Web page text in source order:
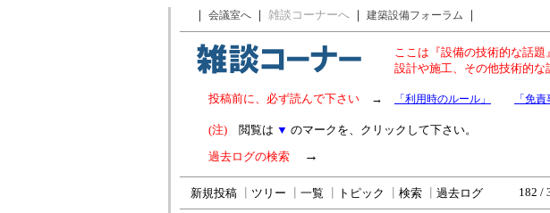
｜ 会議室へ ｜ 雑談コーナーへ ｜ 建築設備フォーラム ｜
ここは『設備の技術的な話題
設計や施工、その他技術的な
投稿前に、必ず読んで下さい → 「利用時のルール」 「免責
(注) 閲覧は ▼ のマークを、クリックして下さい。
過去ログの検索 →
新規投稿 ツリー 一覧 トピック 検索 過去ログ 182 /